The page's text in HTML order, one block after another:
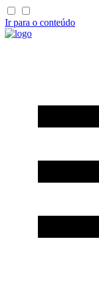
Ir para o conteúdo